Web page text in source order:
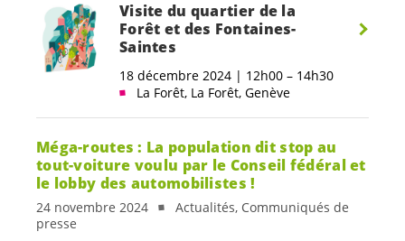
Visite du quartier de la
Forêt et des Fontaines-
Saintes
18 décembre 2024 | 12h00 – 14h30
La Forêt, La Forêt, Genève
Méga-routes : La population dit stop au
tout-voiture voulu par le Conseil fédéral et
le lobby des automobilistes !
24 novembre 2024
Actualités, Communiqués de
presse